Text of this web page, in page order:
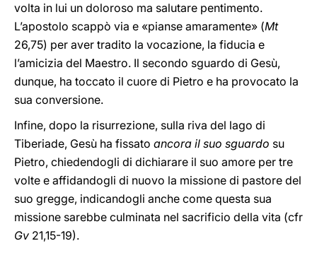
volta in lui un doloroso ma salutare pentimento.
L’apostolo scappò via e «pianse amaramente» (Mt
26,75) per aver tradito la vocazione, la fiducia e
l’amicizia del Maestro. Il secondo sguardo di Gesù,
dunque, ha toccato il cuore di Pietro e ha provocato la
sua conversione.
Infine, dopo la risurrezione, sulla riva del lago di
Tiberiade, Gesù ha fissato ancora il suo sguardo su
Pietro, chiedendogli di dichiarare il suo amore per tre
volte e affidandogli di nuovo la missione di pastore del
suo gregge, indicandogli anche come questa sua
missione sarebbe culminata nel sacrificio della vita (cfr
Gv 21,15-19).